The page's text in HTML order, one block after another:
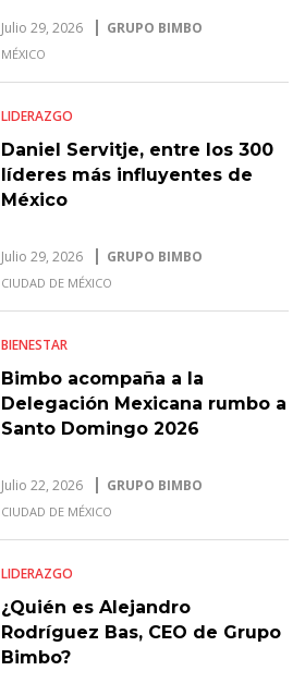
Julio 29, 2026 GRUPO BIMBO
MÉXICO
LIDERAZGO
Daniel Servitje, entre los 300
líderes más influyentes de
México
Julio 29, 2026 GRUPO BIMBO
CIUDAD DE MÉXICO
BIENESTAR
Bimbo acompaña a la
Delegación Mexicana rumbo a
Santo Domingo 2026
Julio 22, 2026 GRUPO BIMBO
CIUDAD DE MÉXICO
LIDERAZGO
¿Quién es Alejandro
Rodríguez Bas, CEO de Grupo
Bimbo?